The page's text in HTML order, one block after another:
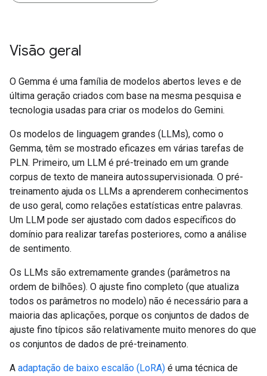
Visão geral
O Gemma é uma família de modelos abertos leves e de
última geração criados com base na mesma pesquisa e
tecnologia usadas para criar os modelos do Gemini.
Os modelos de linguagem grandes (LLMs), como o
Gemma, têm se mostrado eficazes em várias tarefas de
PLN. Primeiro, um LLM é pré-treinado em um grande
corpus de texto de maneira autossupervisionada. O pré-
treinamento ajuda os LLMs a aprenderem conhecimentos
de uso geral, como relações estatísticas entre palavras.
Um LLM pode ser ajustado com dados específicos do
domínio para realizar tarefas posteriores, como a análise
de sentimento.
Os LLMs são extremamente grandes (parâmetros na
ordem de bilhões). O ajuste fino completo (que atualiza
todos os parâmetros no modelo) não é necessário para a
maioria das aplicações, porque os conjuntos de dados de
ajuste fino típicos são relativamente muito menores do que
os conjuntos de dados de pré-treinamento.
A adaptação de baixo escalão (LoRA) é uma técnica de